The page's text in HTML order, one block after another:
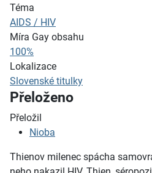
Téma
AIDS / HIV
Míra Gay obsahu
100%
Lokalizace
Slovenské titulky
Přeloženo
Přeložil
Nioba
Thienov milenec spácha